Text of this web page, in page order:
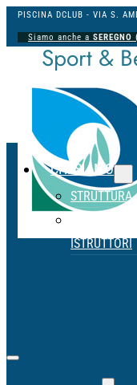
PISCINA DCLUB - VIA S.
Siamo anche a SEREGNO
Sport &
CHI SIAMO
STRUTTURA
ISTRUTTORI